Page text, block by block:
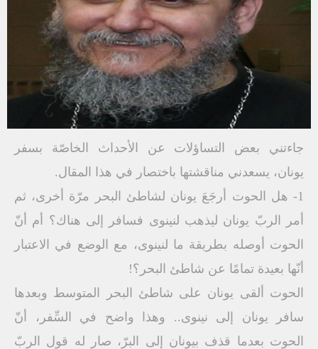
جاءتني بعض التساؤلات عن الأحداث الخاصّة بسفر
يونان، يسعدني مناقشتها باختصار في هذا المقال.
1- هل الحوت أرجَعَ يونان لشاطئ البحر مرّة أخرى، ثم
أمر الربّ يونان ليذهب لنينوى فسافر إلى هناك؟ أم أنّ
الحوت أوصله بطريقة ما لنينوى، مع الوضع في الاعتبار
أنّها بعيدة تمامًا عن شاطئ البحر؟!
الحوت ألقى يونان على شاطئ البحر المتوسط وبعدها
سافر يونان إلى نينوى.. وهذا واضح في السِّفر، أنّ
الحوت بعدما قذف بيونان إلى البرّ، صار له قول الربّ